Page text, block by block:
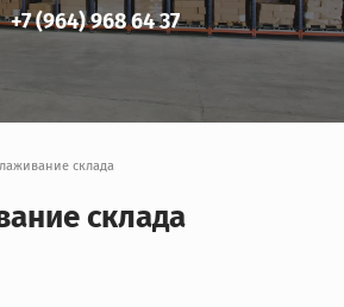
+7 (964) 968 64 37
склада
склада